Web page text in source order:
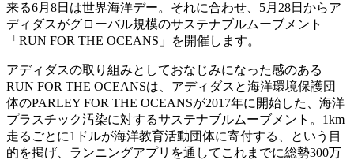
来る6月8日は世界海洋デー。それに合わせ、5月28日からア
ディダスがグローバル規模のサステナブルムーブメント
「RUN FOR THE OCEANS」を開催します。
アディダスの取り組みとしておなじみになった感のある
RUN FOR THE OCEANSは、アディダスと海洋環境保護団
体のPARLEY FOR THE OCEANSが2017年に開始した、海洋
プラスチック汚染に対するサステナブルムーブメント。1km
走るごとに1ドルが海洋教育活動団体に寄付する、という目
的を掲げ、ランニングアプリを通してこれまでに総勢300万